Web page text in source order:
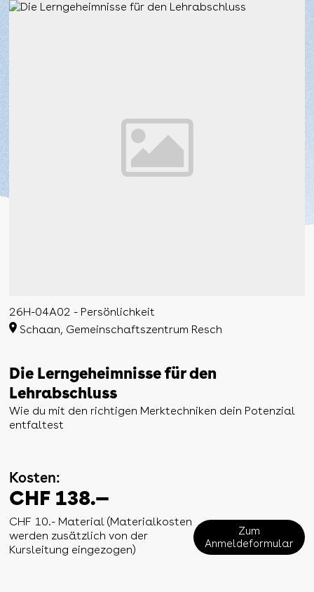
26H-04A02 - Persönlichkeit
Schaan, Gemeinschaftszentrum Resch
Die Lerngeheimnisse für den
Lehrabschluss
Wie du mit den richtigen Merktechniken dein Potenzial
entfaltest
Kosten:
CHF 138.—
CHF 10.- Material (Materialkosten
werden zusätzlich von der
Kursleitung eingezogen)
Zum
Anmeldeformular